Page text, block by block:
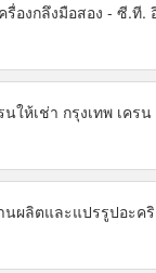
รื่องกลึงมือสอง - ซี.ที.
นให้เช่า กรุงเทพ เคร
นผลิตและแปรรูปอะค